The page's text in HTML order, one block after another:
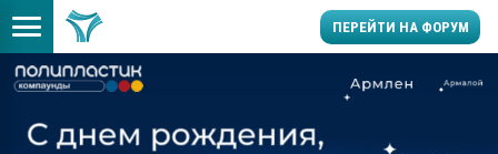
ПЕРЕЙТИ НА ФОРУМ